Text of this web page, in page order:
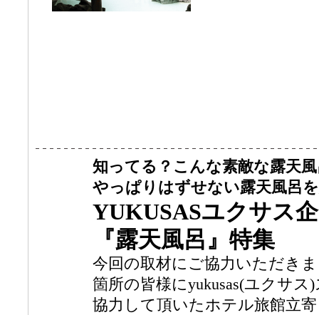
知ってる？こんな素敵な露天
やっぱりはずせない露天風呂
YUKUSASユクサス
『露天風呂』特集
今回の取材にご協力いただき
箇所の皆様にyukusas(ユクサ
協力して頂いたホテル旅館立